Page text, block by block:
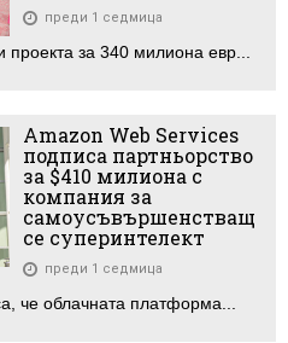
преди 1 седмица
за 340 милиона евр...
Amazon Web Services
подписа партньорство
за $410 милиона с
компания за
самоусъвършенстващ
се суперинтелект
преди 1 седмица
че облачната платформа...